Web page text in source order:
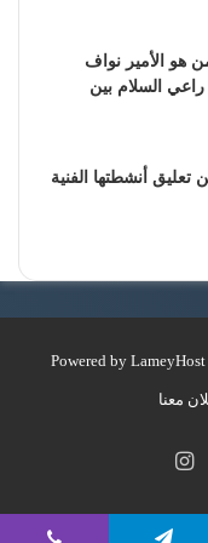
هو الأمير نواف
راعي السلام بين
تعليق أنشطتها الفنية
Powered by LameyHost
معنا